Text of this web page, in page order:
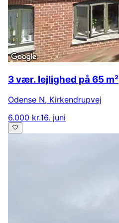
3 vær. lejlighed på 65 m²
Odense N, Kirkendrupvej
6.000 kr.16. juni